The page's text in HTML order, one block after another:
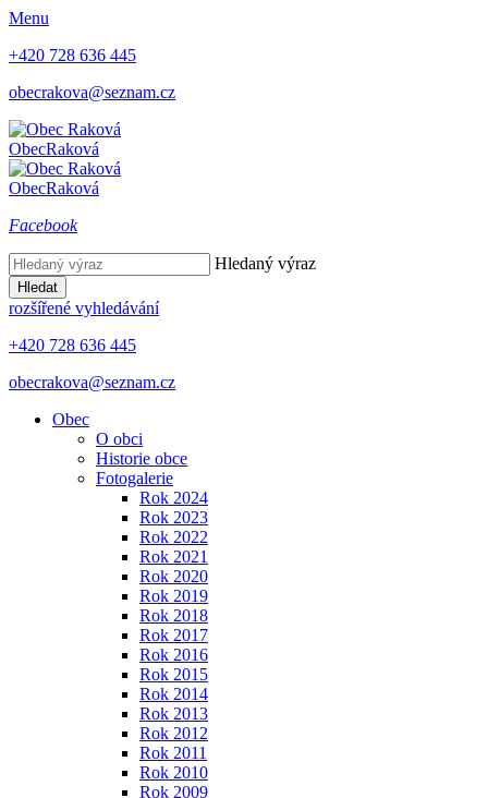
Menu
+420 728 636 445
obecrakova@seznam.cz
ObecRaková
ObecRaková
Facebook
Hledaný výraz
Hledat
rozšířené vyhledávání
+420 728 636 445
obecrakova@seznam.cz
Obec
O obci
Historie obce
Fotogalerie
Rok 2024
Rok 2023
Rok 2022
Rok 2021
Rok 2020
Rok 2019
Rok 2018
Rok 2017
Rok 2016
Rok 2015
Rok 2014
Rok 2013
Rok 2012
Rok 2011
Rok 2010
Rok 2009